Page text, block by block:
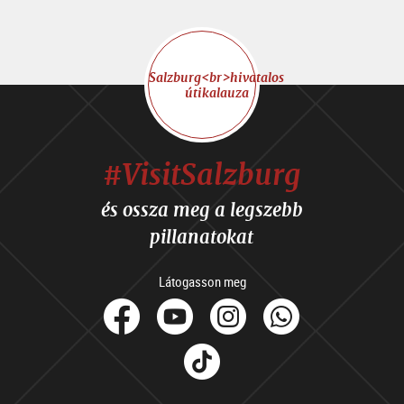
Salzburg<br>hivatalos
útikalauza
#VisitSalzburg
és ossza meg a legszebb
pillanatokat
Látogasson meg
facebook
YoutubeInstagram
Tik